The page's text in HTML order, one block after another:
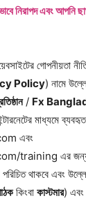
নিরাপদ এবং আপনি
গোপনীয়তা
Policy) নামে
/ Fx
মাধ্যমে
এবং
এর জন্য
পরিচিত থাকবে এবং
কিংবা কাস্টমার) এবং